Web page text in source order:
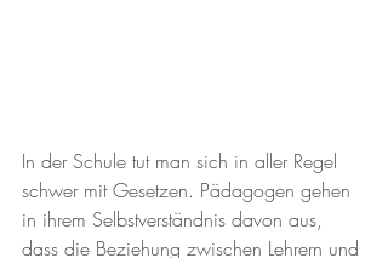
In der Schule tut man sich in aller Regel
schwer mit Gesetzen. Pädagogen gehen
in ihrem Selbstverständnis davon aus,
dass die Beziehung zwischen Lehrern und